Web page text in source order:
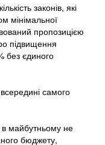
законів, які
мінімальної
пропозицією
підвищення
без єдиного
самого
в майбутньому не
бюджету,